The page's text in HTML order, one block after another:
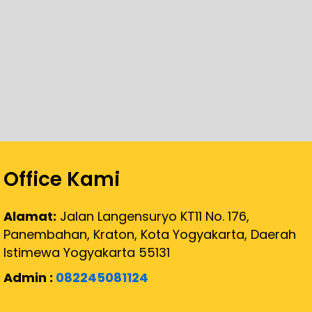
Office Kami
Alamat: Jalan Langensuryo KT11 No. 176,
Panembahan, Kraton, Kota Yogyakarta, Daerah
Istimewa Yogyakarta 55131
Admin : 082245081124